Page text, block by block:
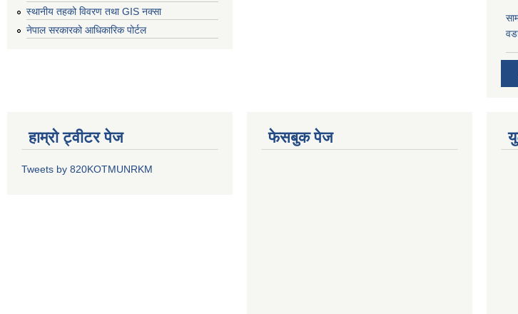
स्थानीय तहको विवरण तथा GIS नक्सा
नेपाल सरकारको आधिकारिक पोर्टल
हाम्रो ट्वीटर पेज
Tweets by 820KOTMUNRKM
फेसबुक पेज